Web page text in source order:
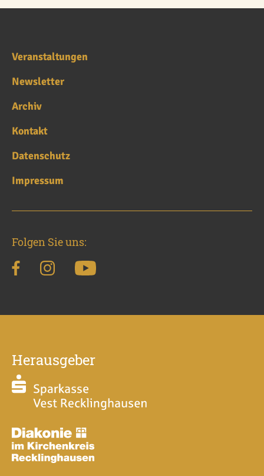
Veranstaltungen
Newsletter
Archiv
Kontakt
Datenschutz
Impressum
Folgen Sie uns:
Herausgeber